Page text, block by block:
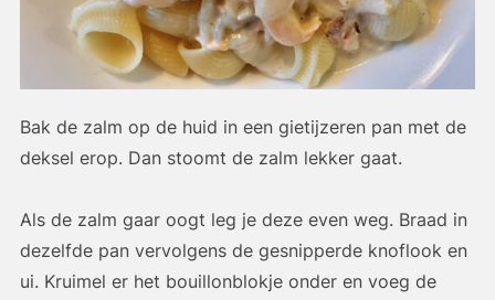
Bak de zalm op de huid in een gietijzeren pan met de
deksel erop. Dan stoomt de zalm lekker gaat.
Als de zalm gaar oogt leg je deze even weg. Braad in
dezelfde pan vervolgens de gesnipperde knoflook en
ui. Kruimel er het bouillonblokje onder en voeg de